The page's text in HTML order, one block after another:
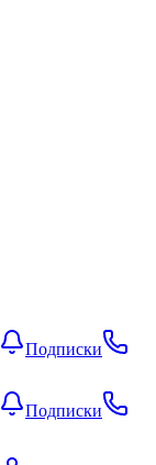
Подписки
Подписки